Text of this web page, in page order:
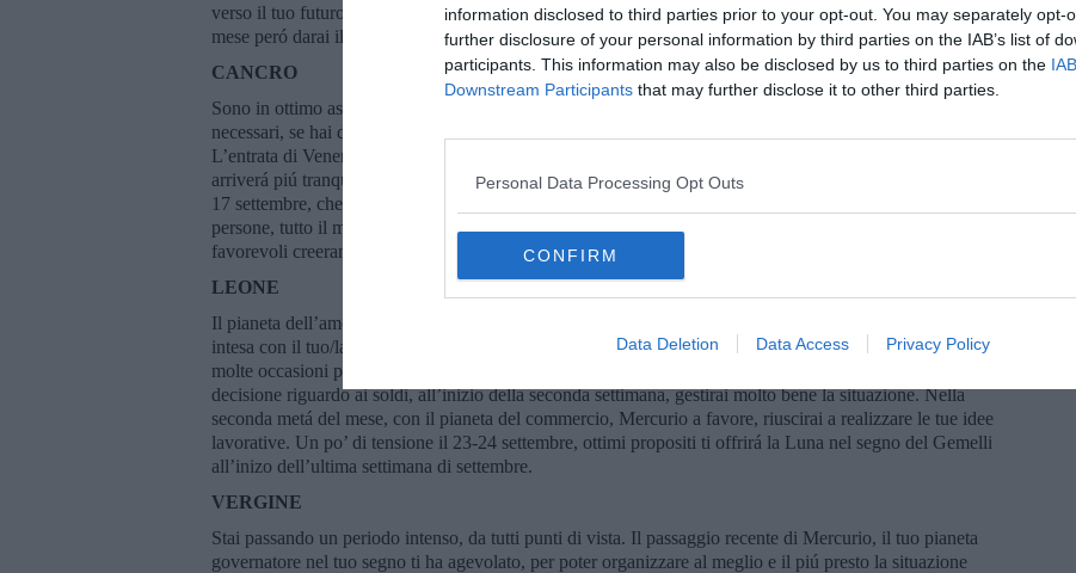
information disclosed to third parties prior to your opt-out. You may separately opt-
further disclosure of your personal information by third parties on the IAB’s list of
participants. This information may also be disclosed by us to third parties on the
Downstream Participants that may further disclose it to other third parties.
Personal Data Processing Opt Outs
CONFIRM
Data Deletion Data Access Privacy Policy
verso il tuo futuro. Il 21 settembre potresti sentire un po’ di inquietudine, nei giorni seguenti fino a fine
mese peró darai il tuo meglio in ogni situazione.
CANCRO
Sono in ottimo aspetto con il tuo segno Marte, Nettuno e Urano, sei ben predisposto ai cambiamenti
necessari, se hai da realizzare qualcosa di importante, ti conviene lanciarti subito all’inizio del mese.
L’entrata di Venere nel segno dello Scorpione il 10 settembre sará favorevole per la tua vita sentimentale,
arriverá piú tranquillitá e serenitá nella tua vita, potrai risolvere eventuali problemi di coppia. A parte il 16-
17 settembre, che potrebbero essere piú difficili per l’interazione con il tuo partner o per l’intesa con altre
persone, tutto il mese avrai il meglio dal cielo. Gli ultimi giorni del mese, la Luna nel tuo segno con aspetti
favorevoli creeranno un atmosfera positiva e serena.
LEONE
Il pianeta dell’amore, Venere é in aspetto positivo nelle prime due settimane del mese, noterai un’ottima
intesa con il tuo/la tua eventuale compagno/a, oppure in famiglia, se ne hai giá. Se fossi single, ci saranno
molte occasioni per fare nuove conoscenze nelle prime due settimane del mese. Dovresti prendere una
decisione riguardo ai soldi, all’inizio della seconda settimana, gestirai molto bene la situazione. Nella
seconda metá del mese, con il pianeta del commercio, Mercurio a favore, riuscirai a realizzare le tue idee
lavorative. Un po’ di tensione il 23-24 settembre, ottimi propositi ti offrirá la Luna nel segno del Gemelli
all’inizo dell’ultima settimana di settembre.
VERGINE
Stai passando un periodo intenso, da tutti punti di vista. Il passaggio recente di Mercurio, il tuo pianeta
governatore nel tuo segno ti ha agevolato, per poter organizzare al meglio e il piú presto la situazione